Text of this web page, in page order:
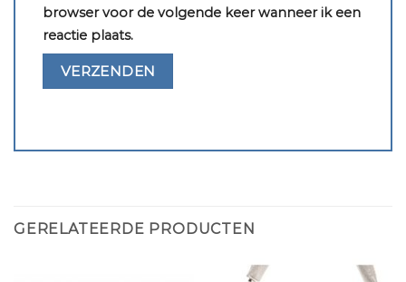
browser voor de volgende keer wanneer ik een
reactie plaats.
GERELATEERDE PRODUCTEN